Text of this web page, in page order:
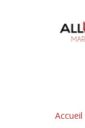
Accueil